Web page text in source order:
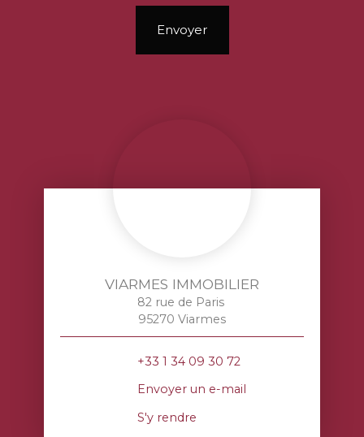
Envoyer
VIARMES IMMOBILIER
82 rue de Paris
95270 Viarmes
+33 1 34 09 30 72
Envoyer un e-mail
S'y rendre